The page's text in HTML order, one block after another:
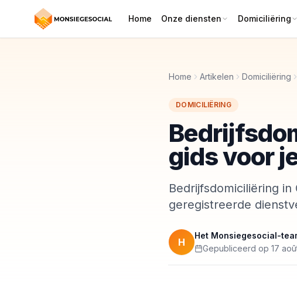
Home Onze diensten Domiciliëring
Home Artikelen Domiciliëring
DOMICILIËRING
gids voor
Bedrijfsdomiciliëring
geregistreerde
H
Het Monsiegesocial-
Gepubliceerd op 17